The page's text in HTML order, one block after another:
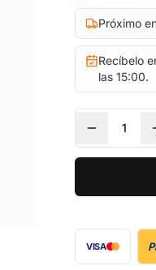
Próximo
Recíbelo
las 15:00.
1
VISA